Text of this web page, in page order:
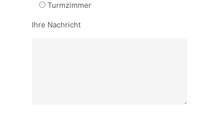
Turmzimmer
Ihre Nachricht